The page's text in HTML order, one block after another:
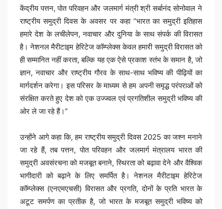
केंद्रीय पत्तन, पोत परिवहन और जलमार्ग मंत्री श्री सर्बानंद सोनोवाल ने
राष्ट्रीय समुद्री दिवस के अवसर पर कहा “भारत का समुद्री इतिहास
हमारे देश के लचीलेपन, नवाचार और दुनिया के साथ संपर्क की विरासत
है। नेशनल मैरीटाइम हेरिटेज कॉम्प्लेक्स केवल हमारी समुद्री विरासत को
ही सम्मानित नहीं करता, बल्कि यह एक ऐसे प्रकाश स्तंभ के समान है, जो
ज्ञान, नवाचार और राष्ट्रीय गौरव के साथ-साथ भविष्य की पीढ़ियों का
मार्गदर्शन करेगा। इस परिसर के माध्यम से हम अपनी समृद्ध परंपराओं को
संरक्षित करते हुए देश को एक उज्ज्वल एवं प्रगतिशील समुद्री भविष्य की
ओर ले जा रहे हैं।”
उन्होंने आगे कहा कि, हम राष्ट्रीय समुद्री दिवस 2025 का जश्न मनाने
जा रहे हैं, तब पत्तन, पोत परिवहन और जलमार्ग मंत्रालय भारत की
समुद्री अवसंरचना को मजबूत बनाने, स्थिरता को बढ़ावा देने और वैश्विक
भागीदारी को बढ़ाने के लिए समर्पित है। नेशनल मैरीटाइम हेरिटेज
कॉम्प्लेक्स (एनएमएचसी) विरासत और प्रगति, दोनों के प्रति भारत के
अटूट समर्पण का प्रतीक है, जो भारत के मजबूत समुद्री भविष्य को